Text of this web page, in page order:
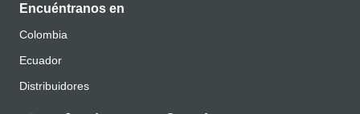
Encuéntranos en
Colombia
Ecuador
Distribuidores